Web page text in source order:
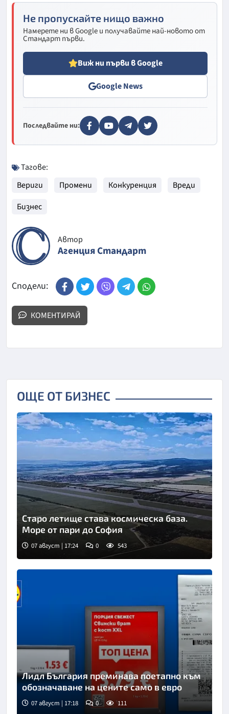
Не пропускайте нищо важно
Намерете ни в Google и получавайте най-новото от
Стандарт първи.
Виж ни първи в Google
Google News
Последвайте ни:
Тагове:
Вериги
Промени Конкуренция
Вреди
Бизнес
Автор
Агенция Стандарт
Сподели:
КОМЕНТИРАЙ
ОЩЕ ОТ БИЗНЕС
Старо летище става космическа база.
Море от пари до София
07 август | 17:24 0 543
Лидл България преминава поетапно към
обозначаване на цените само в евро
07 август | 17:18 0 111